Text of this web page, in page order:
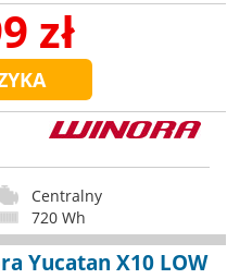
zł
Centralny
720 Wh
Yucatan X10 LOW